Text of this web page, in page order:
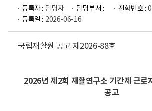
등록자 : 담당자 담당부서 : 전화번호 :
등록일 : 2026-06-16
국립재활원 공고 제2026-88호
2026년 제2회 재활연구소 기간제 근로
공고